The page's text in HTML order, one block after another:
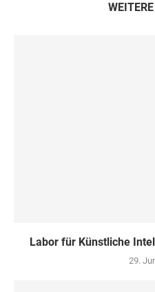
Labor für Künstliche
29.